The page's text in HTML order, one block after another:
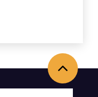
Torna in alto